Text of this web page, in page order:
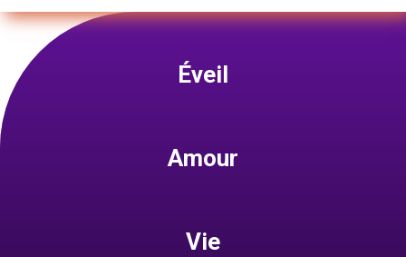
Éveil
Amour
Vie